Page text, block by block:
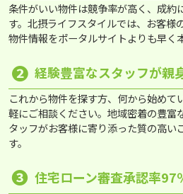
条件がいい物件は競争率が高く、成約
す。北摂ライフスタイルでは、お客様
物件情報をポータルサイトよりも早く
❷ 経験豊富なスタッフが親
これから物件を探す方、何から始めて
軽にご相談ください。地域密着の豊富
タッフがお客様に寄り添った質の高い
す。
❸ 住宅ローン審査承認率97